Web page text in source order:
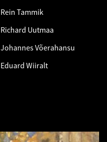
Rein Tammik
Richard Uutmaa
Johannes Võerahansu
Eduard Wiiralt